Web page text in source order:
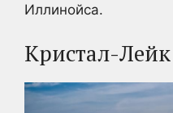
Иллинойса.
Кристал-Лейк